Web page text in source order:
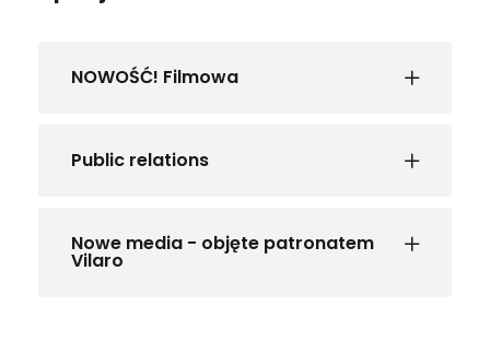
NOWOŚĆ! Filmowa
Public relations
Nowe media - objęte patronatem
Vilaro